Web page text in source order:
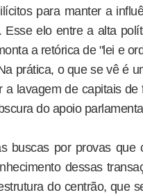
para manter a
elo entre a alta
a retórica de "lei e
prática, o que se vê é
a lavagem de capitais
do apoio
buscas por provas que
dessas
do centrão, que